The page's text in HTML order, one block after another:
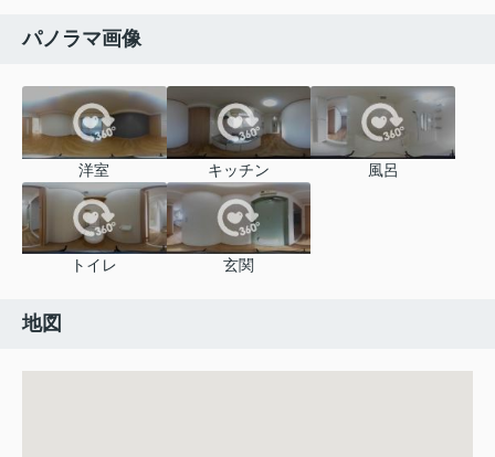
パノラマ画像
洋室 キッチン 風呂
トイレ 玄関
地図